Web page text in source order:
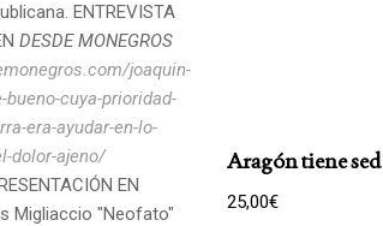
ENTREVISTA
DESDE MONEGROS
joaquin-
bueno-cuya-prioridad-
era-ayudar-en-lo-
dolor-ajeno/
EN
Migliaccio "Neofato"
Aragón tiene sed
25,00€